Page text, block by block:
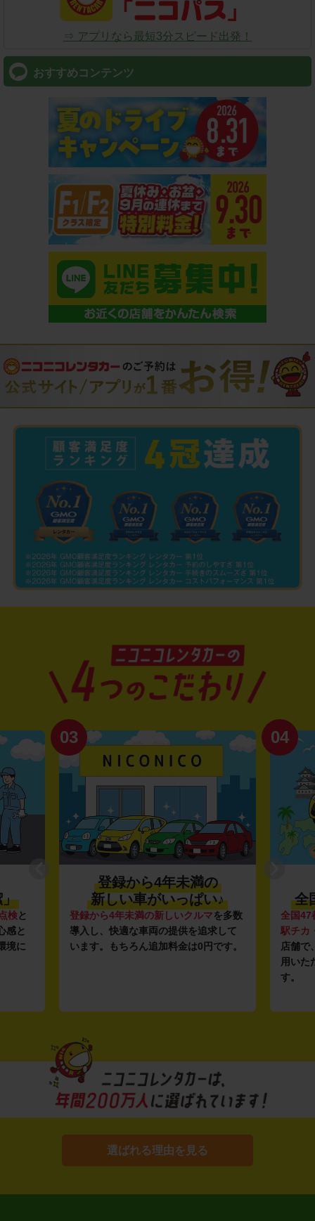
⇒ アプリなら最短3分スピード出発！
おすすめコンテンツ
」
検と
感と
境に
03
登録から4年未満の
新しい車がいっぱい♪
登録から4年未満の新しいクルマを多数
導入し、快適な車両の提供を追求して
います。もちろん追加料金は0円です。
04
全
全国47
駅チカ
店舗で
用いた
す。
選ばれる理由を見る